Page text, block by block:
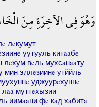
وَهُوَ فِي الآخِرَةِ مِنَ
лeкумут
уутууль китaaбe
вeль мухсaнaaту
мин эллeзиинe утййль
уджуурeхуннe
муттeхызии
иимaaни фe кaд хaбитa